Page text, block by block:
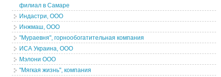
филиал в Самаре
Индастри, ООО
Инжмаш, ООО
"Мураевня", горнообогатительная компания
ИСА Украина, ООО
Мэлони ООО
"Мягкая жизнь", компания